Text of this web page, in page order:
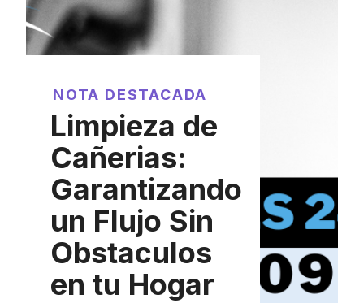
NOTA DESTACADA
Limpieza de
Cañerias:
Garantizando
un Flujo Sin
Obstaculos
en tu Hogar